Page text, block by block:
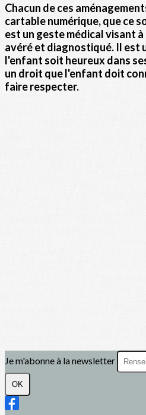
Chacun de ces
cartable numérique, que ce
est un geste médical visant
avéré et diagnostiqué. Il est
l'enfant soit heureux dans
un droit que l'enfant doit
faire respecter.
Je m'abonne à la newsletter
OK